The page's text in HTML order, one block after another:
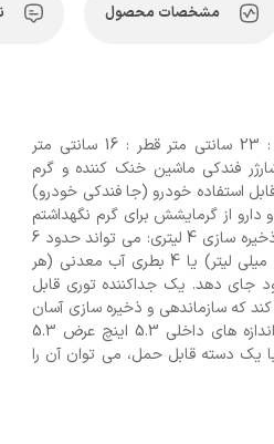
مشخصات محصول
ارتفاع : 25 سانتی متر عرض : 23 سانتی متر قطر : 16 سانتی متر
کابل شارژر فندکی ماشین خنک کننده و گرم
استفاده خودرو (جا فندکی خودرو)
دارو از گرمایشش برای گرم نگهداشتم
غذا میشه استفاده کرد فضای ذخیره سازی 4 لیتری: می تواند حدود 6
قوطی نوشیدنی (هر کدام 310 میلی لیتر) یا 4 بطری آب معدنی (هر
در خود جای دهد. یک جداکننده توری قابل
می کند که سازماندهی و ذخیره سازی آسان
تر است. راحت و قابل حمل: اندازه های داخلی 5.3 اینچ عرض 5.3
اینچ است. با یک دسته قابل حمل، می توان آن را